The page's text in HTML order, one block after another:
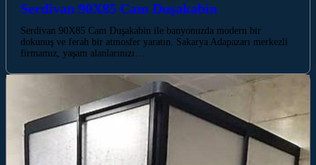
Serdivan 90X85 Cam Duşakabin
Serdivan 90X85 Cam Duşakabin ile banyonuzda modern bir
dokunuş ve ferah bir atmosfer yaratın. Sakarya Adapazarı merkezli
firmamız, yaşam alanlarınızı…